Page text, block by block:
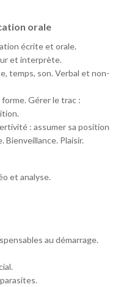
orale
écrite et orale.
et interprète.
temps, son. Verbal et non-
Gérer le trac :
: assumer sa position
Bienveillance. Plaisir.
et analyse.
au démarrage.